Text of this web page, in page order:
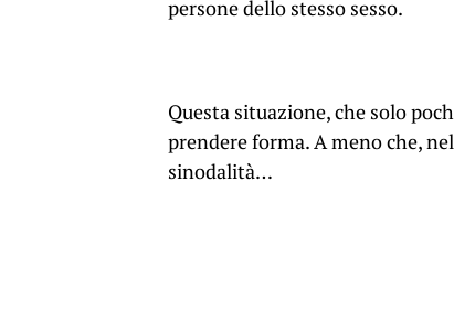
persone dello stesso sesso.
Questa situazione, che solo
prendere forma. A meno che,
sinodalità…